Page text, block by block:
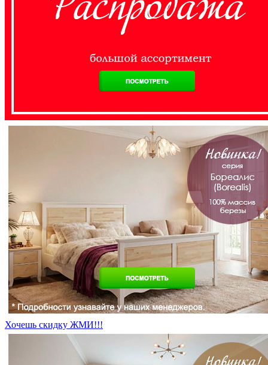
Хочешь скидку ЖМИ!!!